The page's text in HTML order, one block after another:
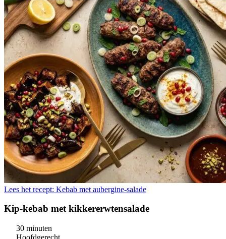
Lees het recept: Kebab met aubergine-salade
Kip-kebab met kikkererwtensalade
30 minuten